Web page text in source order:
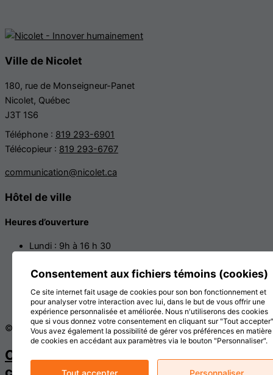
Ville de Nicolet
180, rue de Monseigneur-Panet
Nicolet, Québec
J3T 1S6
Téléphone : 819 293-6901
Télécopieur : 819 293-6767
communication@nicolet.ca
Hôtel de ville
Heures d’ouverture
Lundi : 9h à 16 h 30
Mercredi : 9h à 16 h 30
Jeudi : 9h à 16 h 30
Vendredi : 9h à 12 h
© 2026, Tous droits réservés,Ville de Nicolet
Conditions d'utilisation et politique de
confidentialité
Consentement aux fichiers témoins (cookies)
Ce site internet fait usage de cookies pour son bon fonctionnement et
pour analyser votre interaction avec lui, dans le but de vous offrir une
expérience personnalisée et améliorée. Nous n'utiliserons des cookies
que si vous donnez votre consentement en cliquant sur "Tout
Vous avez également la possibilité de gérer vos préférences en matière
de cookies en accédant aux paramètres via le bouton "Personnaliser".
Tout accepter Personnaliser